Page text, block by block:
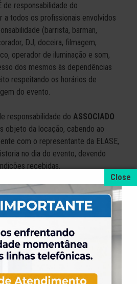
de responsabilidade do
a todos os profissionais envolvidos
(barrista, barman,
DJ, doceira, filmagem,
operador de iluminação e som,
dos mesmos às dependências
respeitando os horários de
do evento.
responsabilidade do ASSOCIADO
objeto da locação, cabendo ao
com o representante da ELASE,
no dia do evento, devendo
recebidas.
RESPONSABILIDADE DA
pelos atos e danos
O e convidados, inclusive
áreas interna e externa , sendo que
, inclusive a presença de